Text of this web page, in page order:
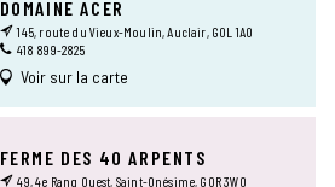
DOMAINE ACER
145, route du Vieux-Moulin, Auclair, G0L 1A0
418 899-2825
Voir sur la carte
FERME DES 40 ARPENTS
49, 4e Rang Ouest, Saint-Onésime, G0R 3W0